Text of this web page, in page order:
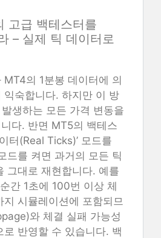
고급 백테스터를
– 실제 틱 데이터로
MT4의 1분봉 데이터에 의
익숙합니다. 하지만 이 방
생하는 모든 가격 변동을
다. 반면 MT5의 백테스
터(Real Ticks)’ 모드를
드를 켜면 과거의 모든 틱
그대로 재현합니다. 예를
간 1초에 100번 이상 체
지 시뮬레이션에 포함되므
와 체결 실패 가능성
로 반영할 수 있습니다. 백